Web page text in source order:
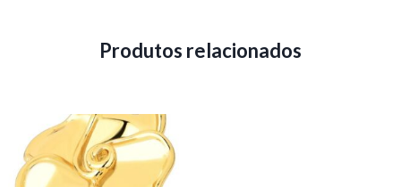
Produtos relacionados